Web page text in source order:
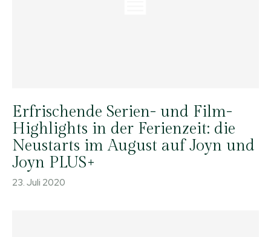
Erfrischende Serien- und Film-
Highlights in der Ferienzeit: die
Neustarts im August auf Joyn und
Joyn PLUS+
23. Juli 2020